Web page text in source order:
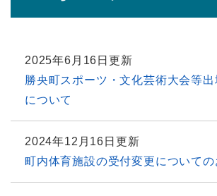
2025年6月16日更新
勝央町スポーツ・文化芸術大会等
について
2024年12月16日更新
町内体育施設の受付変更について